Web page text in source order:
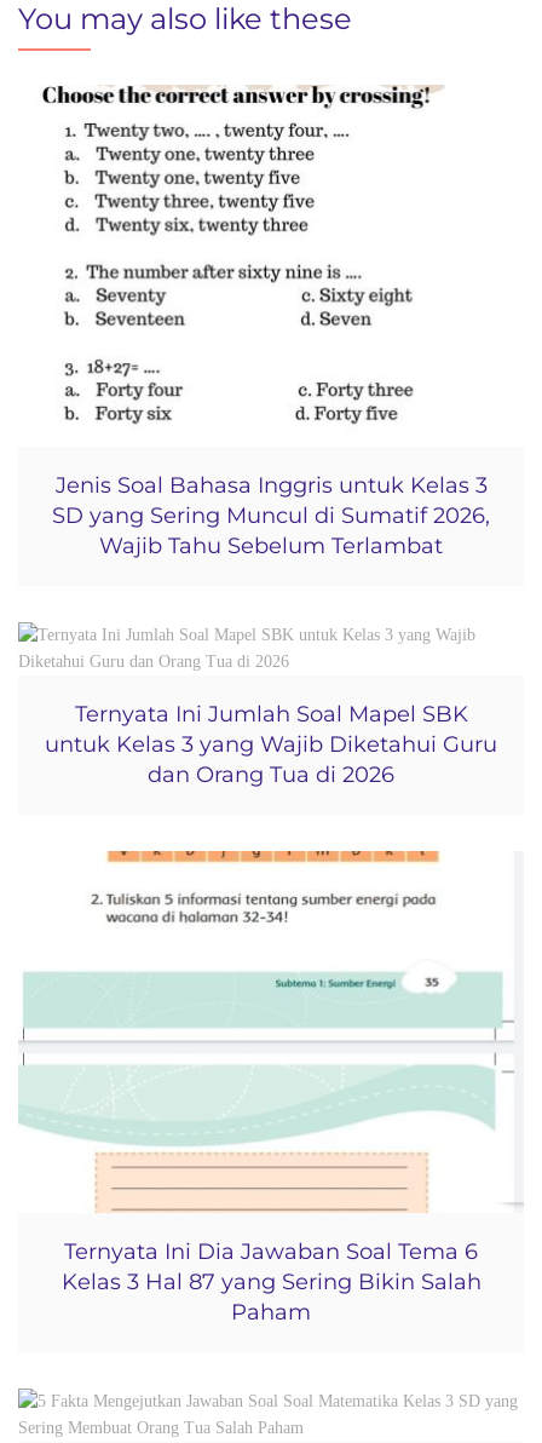
You may also like these
Jenis Soal Bahasa Inggris untuk Kelas 3
SD yang Sering Muncul di Sumatif 2026,
Wajib Tahu Sebelum Terlambat
Ternyata Ini Jumlah Soal Mapel SBK
untuk Kelas 3 yang Wajib Diketahui Guru
dan Orang Tua di 2026
Ternyata Ini Dia Jawaban Soal Tema 6
Kelas 3 Hal 87 yang Sering Bikin Salah
Paham